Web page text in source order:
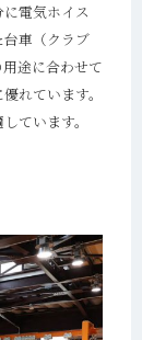
電気ホイス
車（クラブ
途に合わせて
れています。
ています。